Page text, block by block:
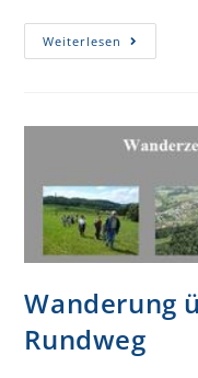
Weiterlesen
Wanderung
Rundweg